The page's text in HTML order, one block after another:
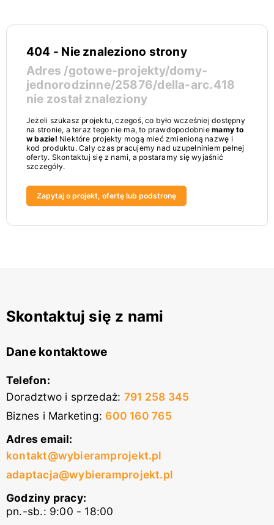
404 - Nie znaleziono strony
Adres /gotowe-projekty/domy-
jednorodzinne/25876/della-arc.418
nie został znaleziony
Jeżeli szukasz projektu, czegoś, co było wcześniej dostępny
na stronie, a teraz tego nie ma, to prawdopodobniemamy to
w bazie! Niektóre projekty mogą mieć zmienioną nazwę i
kod produktu. Cały czas pracujemy nad uzupełniniem pełnej
oferty. Skontaktuj się z nami, a postaramy się wyjaśnić
szczegóły.
Zapytaj o projekt, ofertę lub podstronę
Skontaktuj się z nami
Dane kontaktowe
Telefon:
Doradztwo i sprzedaż: 791 258 345
Biznes i Marketing: 600 160 765
Adres email:
kontakt@wybieramprojekt.pl
adaptacja@wybieramprojekt.pl
Godziny pracy:
pn.-sb.: 9:00 - 18:00